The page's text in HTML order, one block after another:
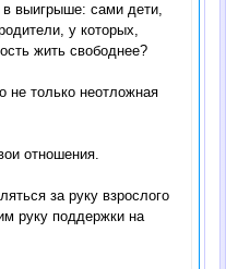
выигрыше: сами дети,
у которых,
жить свободнее?
не только неотложная
отношения.
за руку взрослого
руку поддержки на